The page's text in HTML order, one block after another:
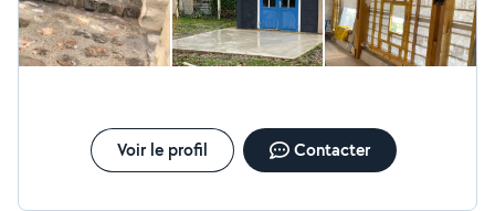
Voir le profil Contacter